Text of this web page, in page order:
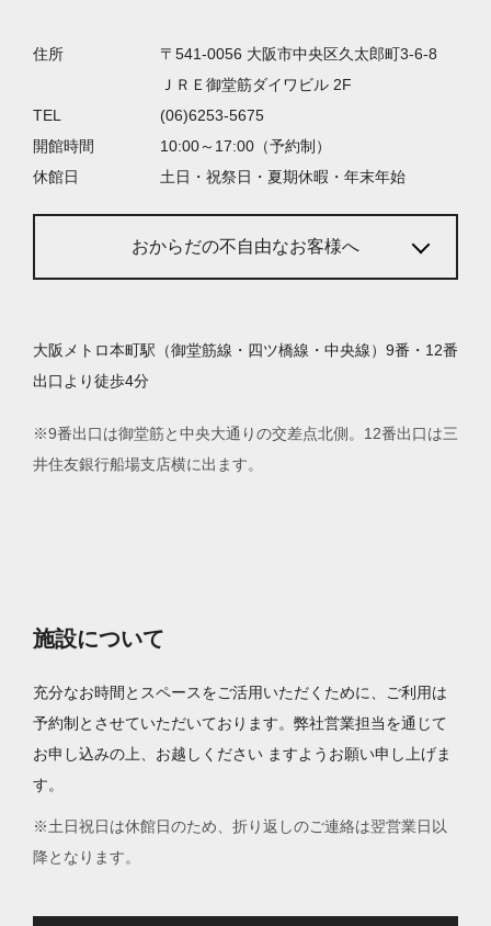
住所
〒541-0056 大阪市中央区久太郎町3-6-8
ＪＲＥ御堂筋ダイワビル 2F
TEL
(06)6253-5675
開館時間
10:00～17:00（予約制）
休館日
土日・祝祭日・夏期休暇・年末年始
おからだの不自由なお客様へ
大阪メトロ本町駅（御堂筋線・四ツ橋線・中央線）9番・12番
出口より徒歩4分
※9番出口は御堂筋と中央大通りの交差点北側。12番出口は三
井住友銀行船場支店横に出ます。
施設について
充分なお時間とスペースをご活用いただくために、ご利用は
予約制とさせていただいております。弊社営業担当を通じて
お申し込みの上、お越しください ますようお願い申し上げま
す。
※土日祝日は休館日のため、折り返しのご連絡は翌営業日以
降となります。